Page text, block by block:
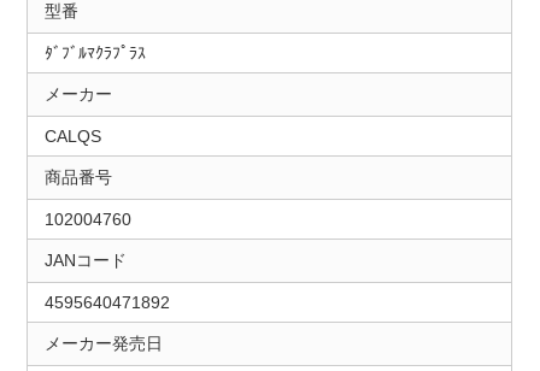
型番
ﾀﾞﾌﾞﾙﾏｸﾗﾌﾟﾗｽ
メーカー
CALQS
商品番号
102004760
JANコード
4595640471892
メーカー発売日